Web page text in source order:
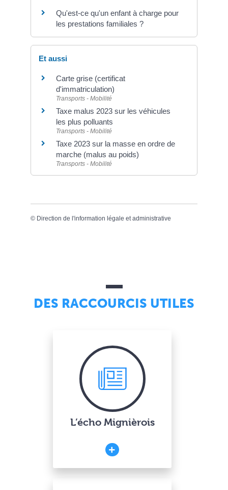
Qu'est-ce qu'un enfant à charge pour
les prestations familiales ?
Et aussi
Carte grise (certificat
d'immatriculation)
Transports - Mobilité
Taxe malus 2023 sur les véhicules
les plus polluants
Transports - Mobilité
Taxe 2023 sur la masse en ordre de
marche (malus au poids)
Transports - Mobilité
© Direction de l'information légale et administrative
DES RACCOURCIS UTILES
L’écho Mignièrois